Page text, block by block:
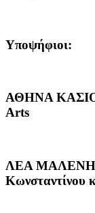
Υποψήφιοι:
ΑΘΗΝΑ
Arts
ΛΕΑ ΜΑΛΕΝΗ
Κωνσταντίνου